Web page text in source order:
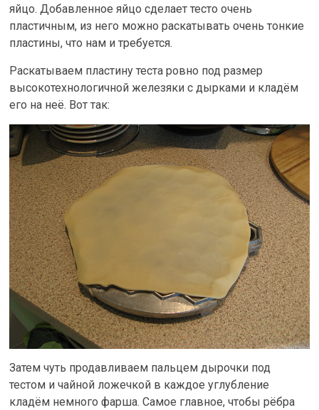
яйцо. Добавленное яйцо сделает тесто очень
пластичным, из него можно раскатывать очень тонкие
пластины, что нам и требуется.
Раскатываем пластину теста ровно под размер
высокотехнологичной железяки с дырками и кладём
его на неё. Вот так:
Затем чуть продавливаем пальцем дырочки под
тестом и чайной ложечкой в каждое углубление
кладём немного фарша. Самое главное, чтобы рёбра